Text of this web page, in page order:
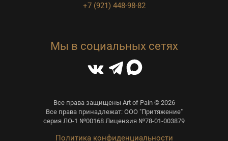
+7 (921) 448-98-82
Мы в социальных сетях
Все права защищены Art of Pain © 2026
Все права принадлежат: ООО "Притяжение"
серия ЛО-1 №00168 Лицензия №78-01-003879
Политика конфиденциальности